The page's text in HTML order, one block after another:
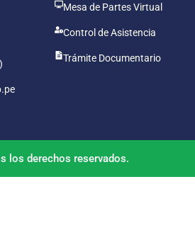
Mesa de Partes Virtual
Control de Asistencia
Trámite Documentario
los derechos reservados.